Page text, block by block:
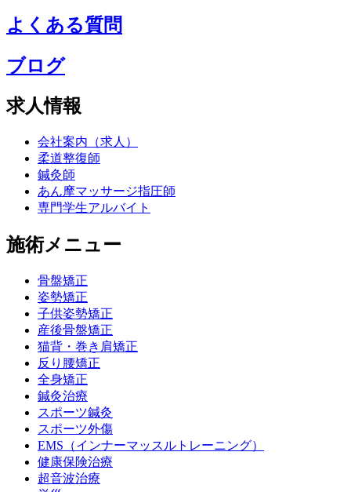
よくある質問
ブログ
求人情報
会社案内（求人）
柔道整復師
鍼灸師
あん摩マッサージ指圧師
専門学生アルバイト
施術メニュー
骨盤矯正
姿勢矯正
子供姿勢矯正
産後骨盤矯正
猫背・巻き肩矯正
反り腰矯正
全身矯正
鍼灸治療
スポーツ鍼灸
スポーツ外傷
EMS（インナーマッスルトレーニング）
健康保険治療
超音波治療